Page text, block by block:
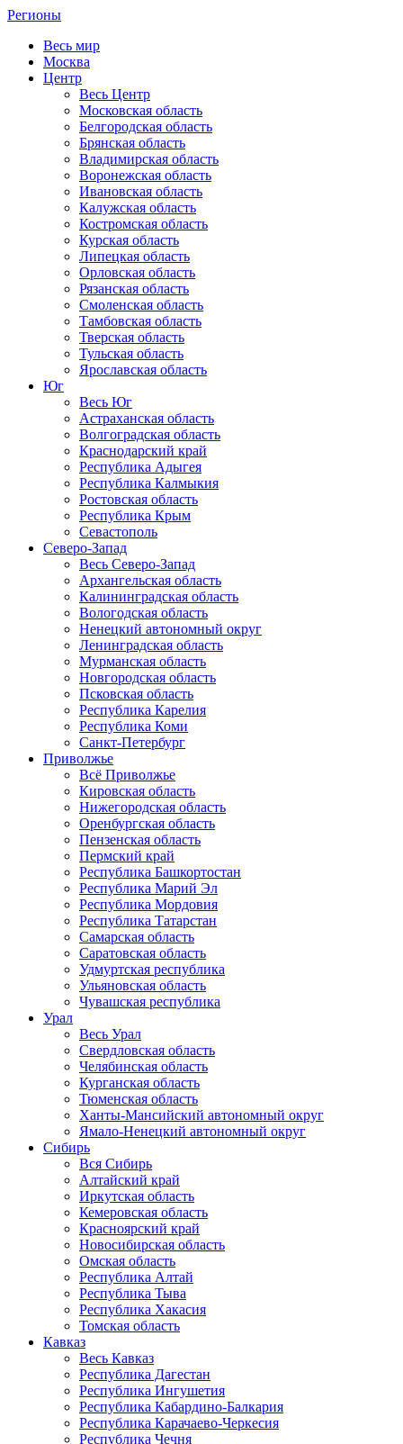
Регионы
Весь мир
Москва
Центр
Весь Центр
Московская область
Белгородская область
Брянская область
Владимирская область
Воронежская область
Ивановская область
Калужская область
Костромская область
Курская область
Липецкая область
Орловская область
Рязанская область
Смоленская область
Тамбовская область
Тверская область
Тульская область
Ярославская область
Юг
Весь Юг
Астраханская область
Волгоградская область
Краснодарский край
Республика Адыгея
Республика Калмыкия
Ростовская область
Республика Крым
Севастополь
Северо-Запад
Весь Северо-Запад
Архангельская область
Калининградская область
Вологодская область
Ненецкий автономный округ
Ленинградская область
Мурманская область
Новгородская область
Псковская область
Республика Карелия
Республика Коми
Санкт-Петербург
Приволжье
Всё Приволжье
Кировская область
Нижегородская область
Оренбургская область
Пензенская область
Пермский край
Республика Башкортостан
Республика Марий Эл
Республика Мордовия
Республика Татарстан
Самарская область
Саратовская область
Удмуртская республика
Ульяновская область
Чувашская республика
Урал
Весь Урал
Свердловская область
Челябинская область
Курганская область
Тюменская область
Ханты-Мансийский автономный округ
Ямало-Ненецкий автономный округ
Сибирь
Вся Сибирь
Алтайский край
Иркутская область
Кемеровская область
Красноярский край
Новосибирская область
Омская область
Республика Алтай
Республика Тыва
Республика Хакасия
Томская область
Кавказ
Весь Кавказ
Республика Дагестан
Республика Ингушетия
Республика Кабардино-Балкария
Республика Карачаево-Черкесия
Республика Чечня